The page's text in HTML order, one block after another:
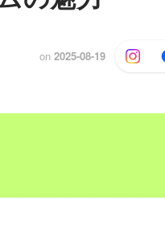
on 2025-08-19